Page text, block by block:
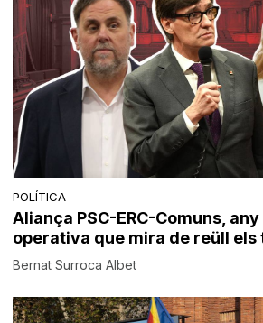
POLÍTICA
Aliança PSC-ERC-Comuns,
operativa que mira de reüll els
Bernat Surroca Albet